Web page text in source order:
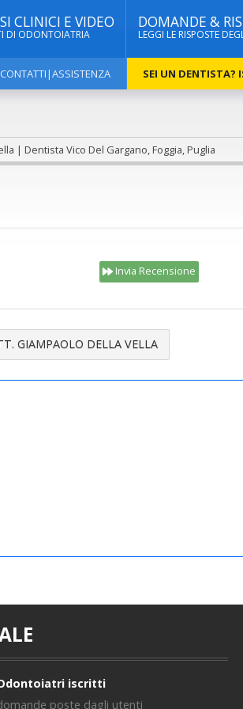
CLINICI E VIDEO
DI ODONTOIATRIA
DOMANDE &
LEGGI LE RISPOSTE
CONTATTI|ASSISTENZA SEI UN DENTISTA?
| Dentista Vico Del Gargano, Foggia, Puglia
Invia Recensione
GIAMPAOLO DELLA VELLA
iscritti
poste dagli utenti